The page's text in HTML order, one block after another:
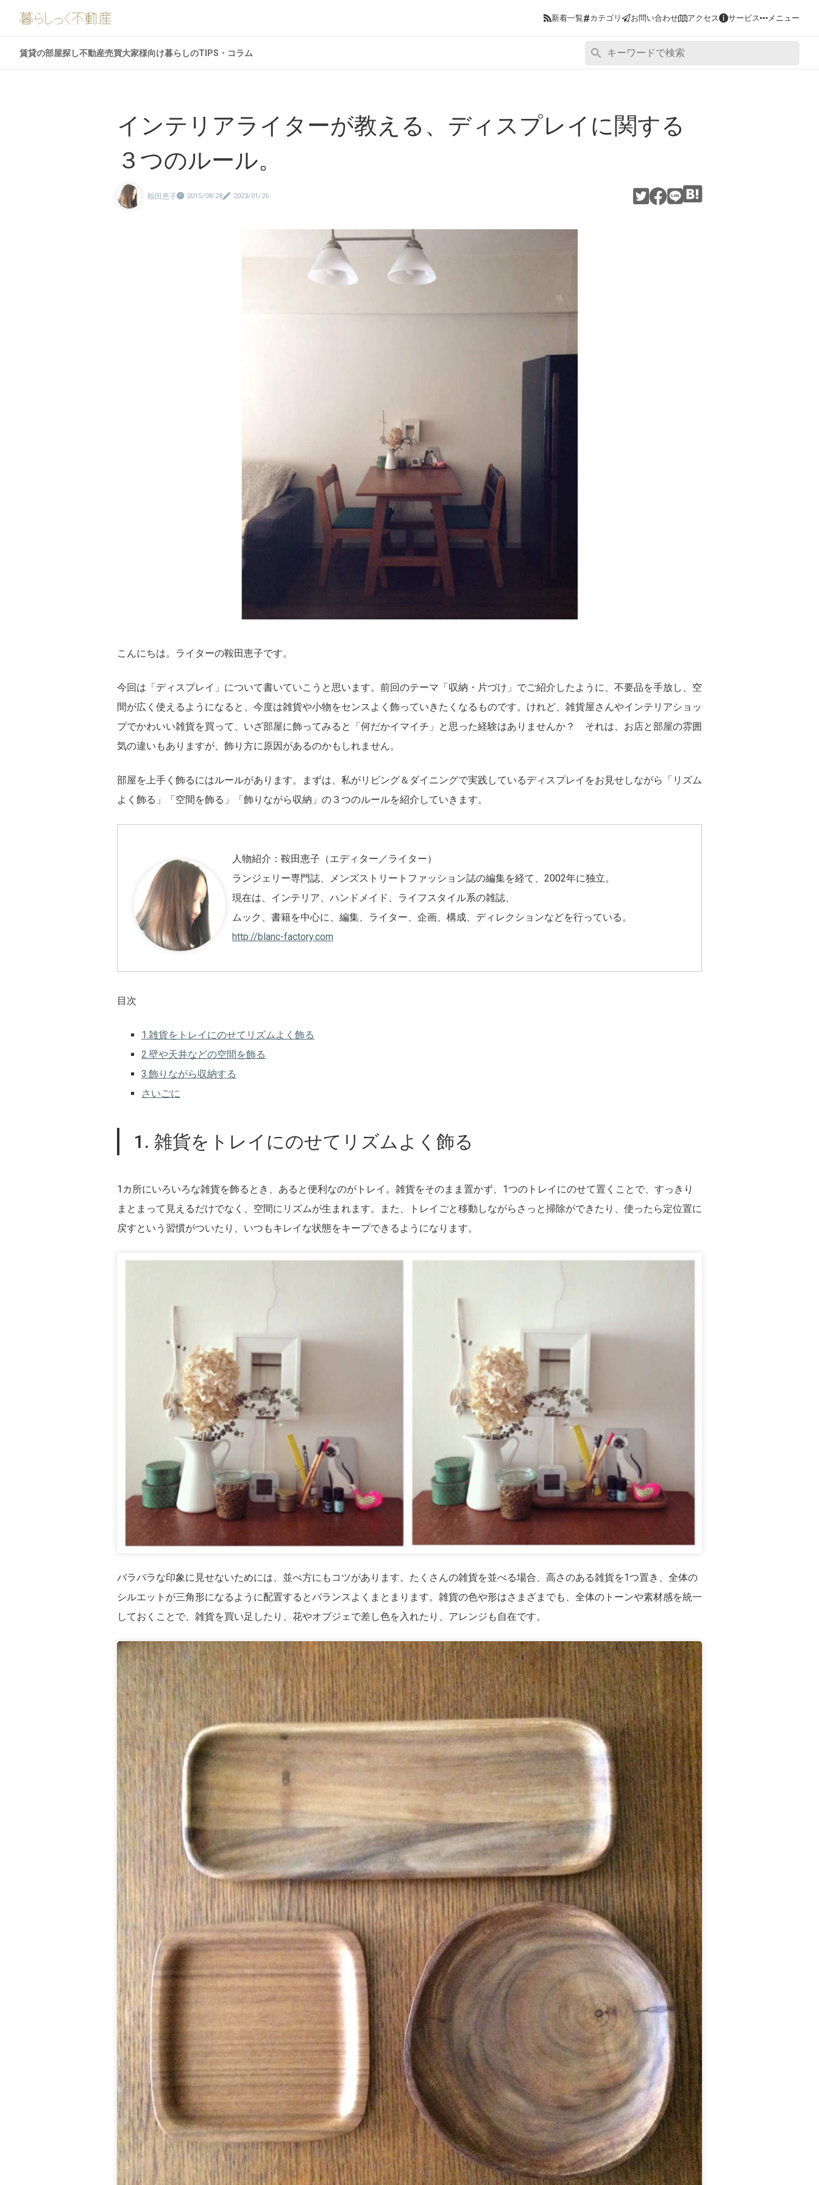
新着一覧#カテゴリ お問い合わせ アクセス サービス メニュー
賃貸の部屋探し不動産売買大家様向け暮らしのTIPS・コラム
インテリアライターが教える、ディスプレイに関する
３つのルール。
鞍田恵子 2015/08/28 2023/01/26
こんにちは。ライターの鞍田恵子です。
今回は「ディスプレイ」について書いていこうと思います。前回のテーマ「収納・片づけ」でご紹介したように、不要品を手放し、空
間が広く使えるようになると、今度は雑貨や小物をセンスよく飾っていきたくなるものです。けれど、雑貨屋さんやインテリアショッ
プでかわいい雑貨を買って、いざ部屋に飾ってみると「何だかイマイチ」と思った経験はありませんか？ それは、お店と部屋の雰囲
気の違いもありますが、飾り方に原因があるのかもしれません。
部屋を上手く飾るにはルールがあります。まずは、私がリビング＆ダイニングで実践しているディスプレイをお見せしながら「リズム
よく飾る」「空間を飾る」「飾りながら収納」の３つのルールを紹介していきます。
人物紹介：鞍田恵子（エディター／ライター）
ランジェリー専門誌、メンズストリートファッション誌の編集を経て、2002年に独立。
現在は、インテリア、ハンドメイド、ライフスタイル系の雑誌、
ムック、書籍を中心に、編集、ライター、企画、構成、ディレクションなどを行っている。
http://blanc-factory.com
目次
1.雑貨をトレイにのせてリズムよく飾る
2.壁や天井などの空間を飾る
3.飾りながら収納する
さいごに
1. 雑貨をトレイにのせてリズムよく飾る
1カ所にいろいろな雑貨を飾るとき、あると便利なのがトレイ。雑貨をそのまま置かず、1つのトレイにのせて置くことで、すっきり
まとまって見えるだけでなく、空間にリズムが生まれます。また、トレイごと移動しながらさっと掃除ができたり、使ったら定位置に
戻すという習慣がついたり、いつもキレイな状態をキープできるようになります。
バラバラな印象に見せないためには、並べ方にもコツがあります。たくさんの雑貨を並べる場合、高さのある雑貨を1つ置き、全体の
シルエットが三角形になるように配置するとバランスよくまとまります。雑貨の色や形はさまざまでも、全体のトーンや素材感を統一
しておくことで、雑貨を買い足したり、花やオブジェで差し色を入れたり、アレンジも自在です。